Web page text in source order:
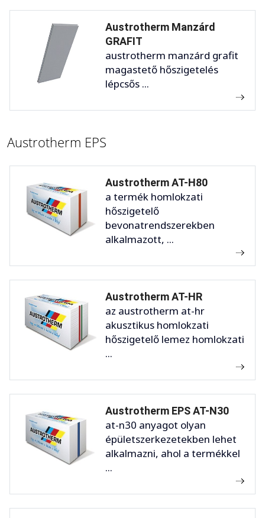
Austrotherm Manzárd
GRAFIT
austrotherm manzárd grafit
magastető hőszigetelés
lépcsős ...
Austrotherm EPS
Austrotherm AT-H80
a termék homlokzati
hőszigetelő
bevonatrendszerekben
alkalmazott, ...
Austrotherm AT-HR
az austrotherm at-hr
akusztikus homlokzati
hőszigetelő lemez homlokzati
...
Austrotherm EPS AT-N30
at-n30 anyagot olyan
épületszerkezetekben lehet
alkalmazni, ahol a termékkel
...